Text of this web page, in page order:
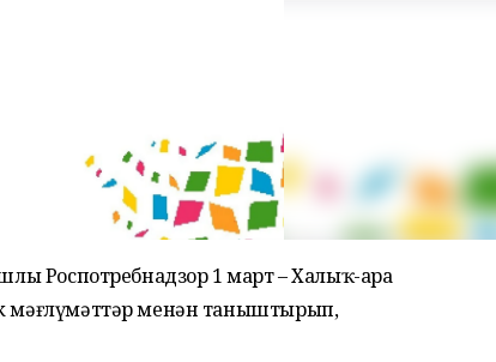
Роспотребнадзор 1 март – Халыҡ-ара
мәғлүмәттәр менән таныштырып,